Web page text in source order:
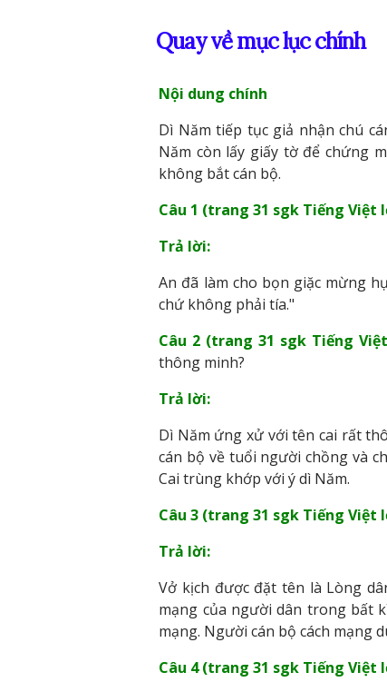
Quay về mục lục chính
Nội dung chính
Dì Năm tiếp tục giả nhận chú
Năm còn lấy giấy tờ để chứng
không bắt cán bộ.
Câu 1 (trang 31 sgk Tiếng Việt
Trả lời:
An đã làm cho bọn giặc mừng
chứ không phải tía."
Câu 2 (trang 31 sgk Tiếng
thông minh?
Trả lời:
Dì Năm ứng xử với tên cai rất
cán bộ về tuổi người chồng và
Cai trùng khớp với ý dì Năm.
Câu 3 (trang 31 sgk Tiếng Việt
Trả lời:
Vở kịch được đặt tên là Lòng
mạng của người dân trong bất
mạng. Người cán bộ cách mạng
Câu 4 (trang 31 sgk Tiếng Việt